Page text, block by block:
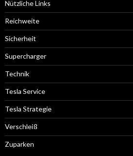
Nützliche Links
Reichweite
Sicherheit
Supercharger
Technik
Tesla Service
Tesla Strategie
Verschleiß
Zuparken